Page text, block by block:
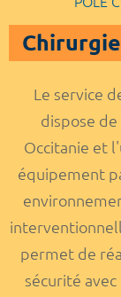
Le service
dispose
Occitanie et
équipement
permet de
sécurité